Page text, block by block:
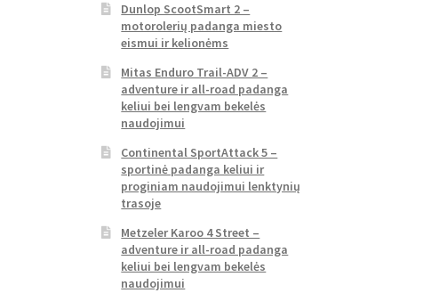
Dunlop ScootSmart 2 –
motorolerių padanga miesto
eismui ir kelionėms
Mitas Enduro Trail-ADV 2 –
adventure ir all-road padanga
keliui bei lengvam bekelės
naudojimui
Continental SportAttack 5 –
sportinė padanga keliui ir
proginiam naudojimui lenktynių
trasoje
Metzeler Karoo 4 Street –
adventure ir all-road padanga
keliui bei lengvam bekelės
naudojimui